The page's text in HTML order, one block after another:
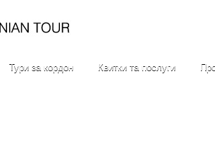
Тури за кордон Квитки та послуги